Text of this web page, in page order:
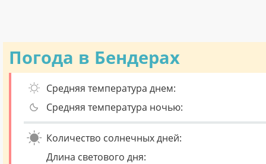
Погода в Бендерах
Средняя температура днем:
Средняя температура ночью:
Количество солнечных дней:
Длина светового дня: